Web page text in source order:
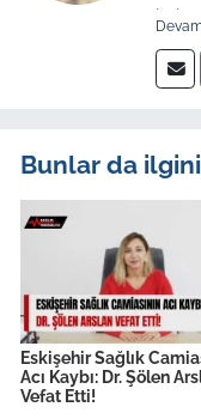
Bunlar da
Eskişehir Sağlık
Acı Kaybı: Dr. Şölen
Vefat Etti!